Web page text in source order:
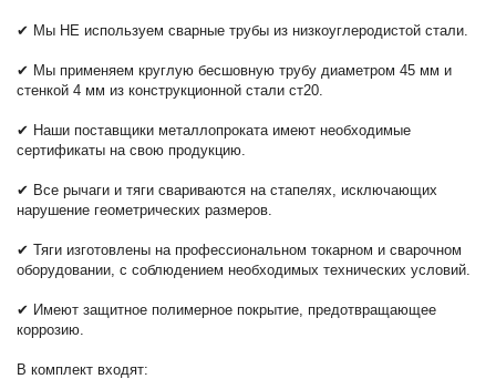
✔ Мы НЕ используем сварные трубы из низкоуглеродистой стали.
✔ Мы применяем круглую бесшовную трубу диаметром 45 мм и
стенкой 4 мм из конструкционной стали ст20.
✔ Наши поставщики металлопроката имеют необходимые
сертификаты на свою продукцию.
✔ Все рычаги и тяги свариваются на стапелях, исключающих
нарушение геометрических размеров.
✔ Тяги изготовлены на профессиональном токарном и сварочном
оборудовании, с соблюдением необходимых технических условий.
✔ Имеют защитное полимерное покрытие, предотвращающее
коррозию.
В комплект входят: